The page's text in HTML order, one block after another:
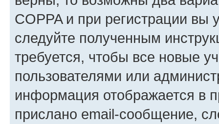
COPPA и при регистрации вы
следуйте полученным
требуется, чтобы все новые
пользователями или
информация отображается в
прислано email-сообщение,